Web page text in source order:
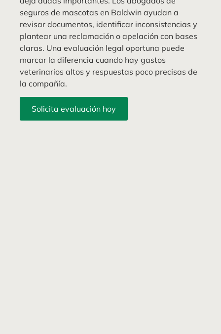
seguros de mascotas en Baldwin ayudan a
revisar documentos, identificar inconsistencias y
plantear una reclamación o apelación con bases
claras. Una evaluación legal oportuna puede
marcar la diferencia cuando hay gastos
veterinarios altos y respuestas poco precisas de
la compañía.
Solicita evaluación hoy